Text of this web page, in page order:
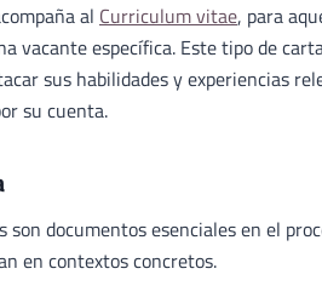
al Curriculum vitae, para
vacante específica. Este tipo de
sus habilidades y experiencias
su cuenta.
son documentos esenciales en el
en contextos concretos.